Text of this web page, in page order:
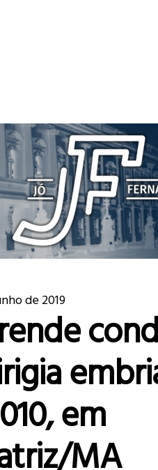
de 2019
em
MA